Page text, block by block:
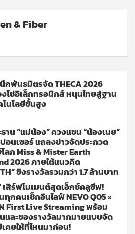
& Fiber
กพันธมิตรจัด THECA 2026
โซ่อิเล็กทรอนิกส์ หนุนไทยสู่ฐาน
นโลยีขั้นสูง
าน “แม่น้อง” ควงแขน “น้องเนย”
นเซอร์ แถลงข่าวจัดประกวด
ลก Miss & Mister Earth
2026 ภายใต้แนวคิด
ชิงรางวัลรวมกว่า 1.7 ล้านบาท
เสิร์ฟโมเมนต์สุดเอ็กซ์คลูซีฟ!
กคนเช็กอินไลฟ์ NEVO Q05 ×
First Live Streaming พร้อม
และของรางวัลมากมายแบบจัด
เคยให้ที่ไหนมาก่อน!